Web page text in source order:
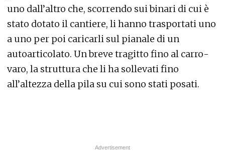
uno dall’altro che, scorrendo sui binari di cui è
stato dotato il cantiere, li hanno trasportati uno
a uno per poi caricarli sul pianale di un
autoarticolato. Un breve tragitto fino al carro-
varo, la struttura che li ha sollevati fino
all’altezza della pila su cui sono stati posati.